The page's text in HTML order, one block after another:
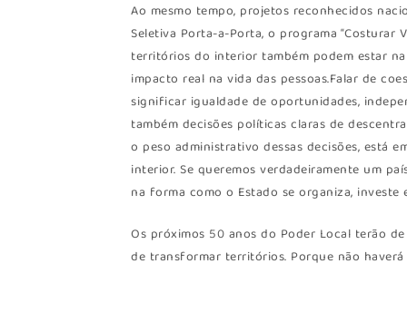
Ao mesmo tempo, projetos reconhecidos
Seletiva Porta-a-Porta, o programa “Costurar
territórios do interior também podem estar
impacto real na vida das pessoas.Falar de
significar igualdade de oportunidades,
também decisões políticas claras de
o peso administrativo dessas decisões, está
interior. Se queremos verdadeiramente um
na forma como o Estado se organiza,
Os próximos 50 anos do Poder Local terão
de transformar territórios. Porque não